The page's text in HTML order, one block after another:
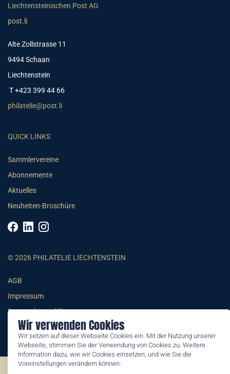
Wir verwenden Cookies
Wir setzen auf dieser Webseite Cookies ein. Mit der Nutzung unserer
Webseite, stimmen Sie der Verwendung von Cookies zu. Weitere
Information dazu, wie wir Cookies einsetzen, und wie Sie die
Voreinstellungen verändern können:
Liechtensteinischen Post AG
post.li
Alte Zollstrasse 11
9494 Schaan
Liechtenstein
T +423 399 44 66
philatelie@post.li
QUICK LINKS
Sammlervereine
Abonnemente
Aktuelles
Neuheiten-Broschüre
© 2026 PHILATELIE LIECHTENSTEIN
AGB
Impressum
Datenschutzerklärung